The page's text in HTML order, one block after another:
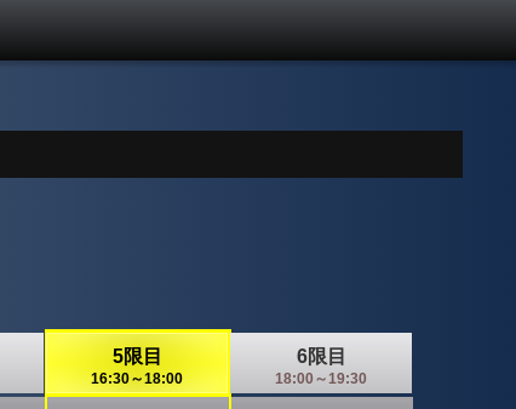
5限目
16:30～18:00
6限目
18:00～19:30